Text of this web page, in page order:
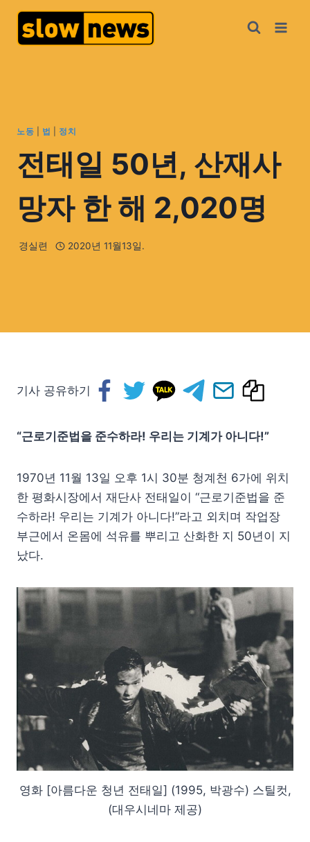
노동 법 정치
전태일 50년, 산재사
망자 한 해 2,020명
경실련 2020년 11월13일.
기사 공유하기
“근로기준법을 준수하라! 우리는 기계가 아니다!”
1970년 11월 13일 오후 1시 30분 청계천 6가에 위치
한 평화시장에서 재단사 전태일이 “근로기준법을 준
수하라! 우리는 기계가 아니다!”라고 외치며 작업장
부근에서 온몸에 석유를 뿌리고 산화한 지 50년이 지
났다.
영화 [아름다운 청년 전태일] (1995, 박광수) 스틸컷,
(대우시네마 제공)